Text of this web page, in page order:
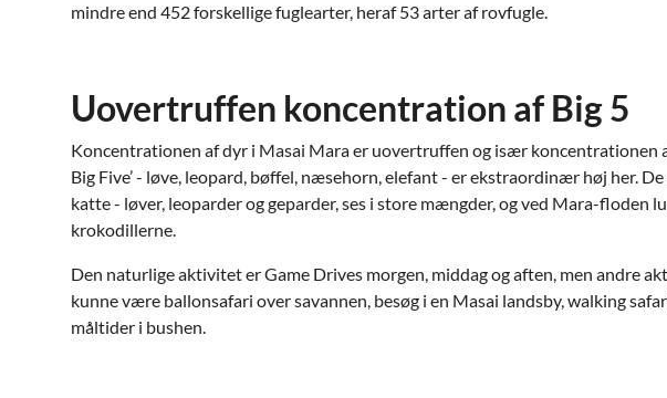
mindre end 452 forskellige fuglearter, heraf 53 arter af rovfugle.
Uovertruffen koncentration af Big 5
Koncentrationen af dyr i Masai Mara er uovertruffen og især koncentrationen
Big Five’ - løve, leopard, bøffel, næsehorn, elefant - er ekstraordinær høj her.
katte - løver, leoparder og geparder, ses i store mængder, og ved Mara-floden
krokodillerne.
Den naturlige aktivitet er Game Drives morgen, middag og aften, men andre
kunne være ballonsafari over savannen, besøg i en Masai landsby, walking
måltider i bushen.